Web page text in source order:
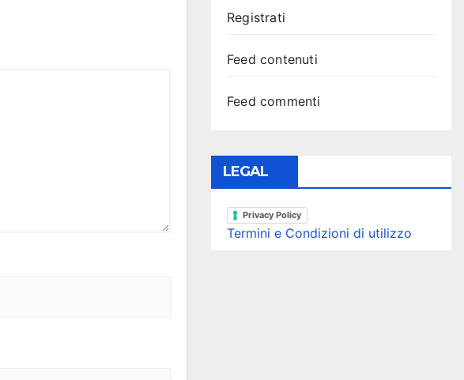
Registrati
Feed contenuti
Feed commenti
LEGAL
Privacy Policy
Termini e Condizioni di utilizzo